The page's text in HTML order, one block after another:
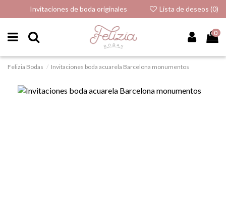
Invitaciones de boda originales Lista de deseos (0)
0
Felizia Bodas Invitaciones boda acuarela Barcelona monumentos